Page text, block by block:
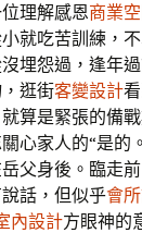
理解感恩商業
就吃苦訓練，
埋怨過，逢年
逛街客變設計
算是緊張的備
心家人的“是的
父身後。臨走
話，但似乎會
內設計方眼神的